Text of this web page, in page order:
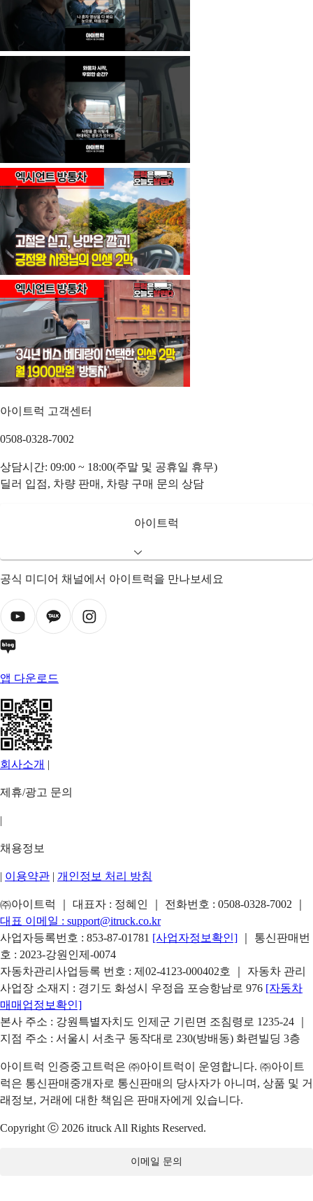
아이트럭 고객센터
0508-0328-7002
상담시간: 09:00 ~ 18:00(주말 및 공휴일 휴무)
딜러 입점, 차량 판매, 차량 구매 문의 상담
아이트럭
공식 미디어 채널에서 아이트럭을 만나보세요
앱 다운로드
회사소개 |
제휴/광고 문의
|
채용정보
| 이용약관 | 개인정보 처리 방침
㈜아이트럭 ｜ 대표자 : 정혜인 ｜ 전화번호 : 0508-0328-7002
대표 이메일 : support@itruck.co.kr
사업자등록번호 : 853-87-01781 [사업자정보확인]
｜ 통신판매번
호 : 2023-강원인제-0074
자동차관리사업등록 번호 : 제02-4123-000402호 ｜ 자동차 관리
사업장 소재지 : 경기도 화성시 우정읍 포승항남로 976 [자동차
매매업정보확인]
본사 주소 : 강원특별자치도 인제군 기린면 조침령로 1235-24 ｜
지점 주소 : 서울시 서초구 동작대로 230(방배동) 화련빌딩 3층
아이트럭 인증중고트럭은 ㈜아이트럭이 운영합니다. ㈜아이트
럭은 통신판매중개자로 통신판매의 당사자가 아니며, 상품 및 거
래정보, 거래에 대한 책임은 판매자에게 있습니다.
Copyright ⓒ 2026 itruck All Rights Reserved.
이메일 문의